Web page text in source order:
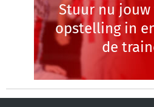
Stuur nu
opstelling in
de